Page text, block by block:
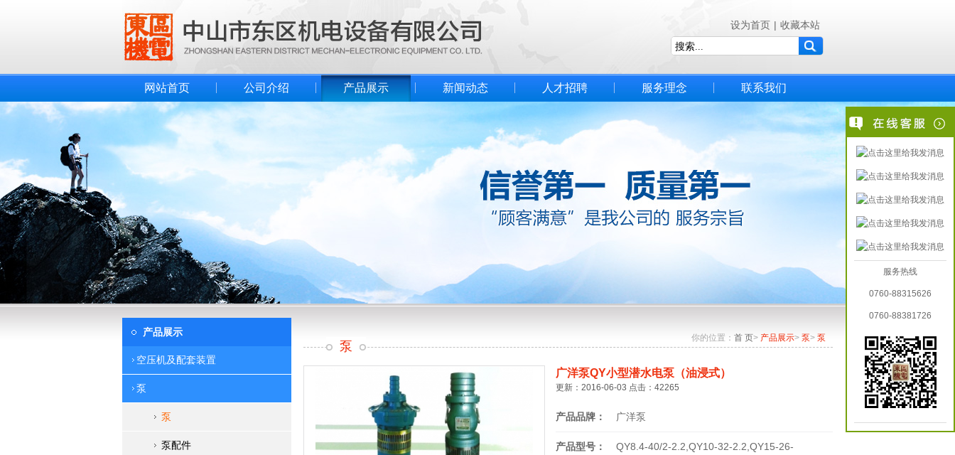
设为首页 | 收藏本站
网站首页 公司介绍 产品展示 新闻动态 人才招聘 服务理念 联系我们
产品展示
空压机及配套装置
泵
泵
泵配件
你的位置： 首 页> 产品展示> 泵> 泵
泵
广洋泵QY小型潜水电泵（油浸式）
更新：2016-06-03 点击：42265
产品品牌： 广洋泵
产品型号：
QY8.4-40/2-2.2,QY10-32-2.2,QY15-26-
服务热线
0760-88315626
0760-88381726